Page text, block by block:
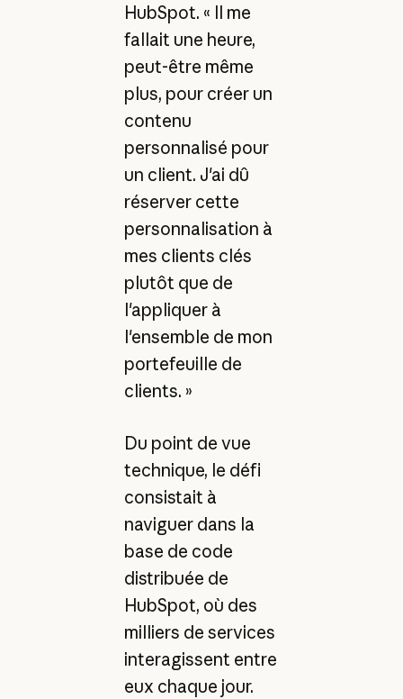
HubSpot. « Il me
fallait une heure,
peut-être même
plus, pour créer un
contenu
personnalisé pour
un client. J'ai dû
réserver cette
personnalisation à
mes clients clés
plutôt que de
l'appliquer à
l'ensemble de mon
portefeuille de
clients. »
Du point de vue
technique, le défi
consistait à
naviguer dans la
base de code
distribuée de
HubSpot, où des
milliers de services
interagissent entre
eux chaque jour.